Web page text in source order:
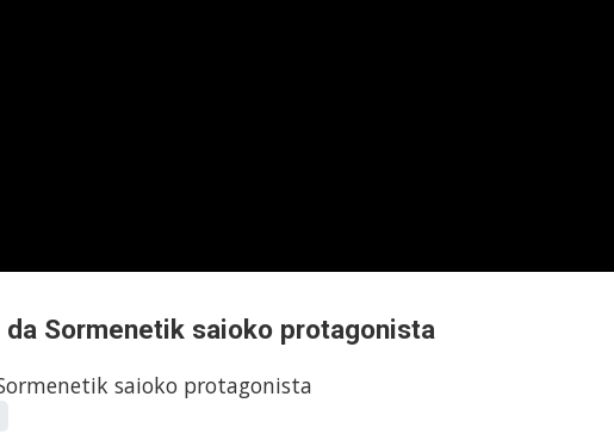
da Sormenetik saioko protagonista
saioko protagonista